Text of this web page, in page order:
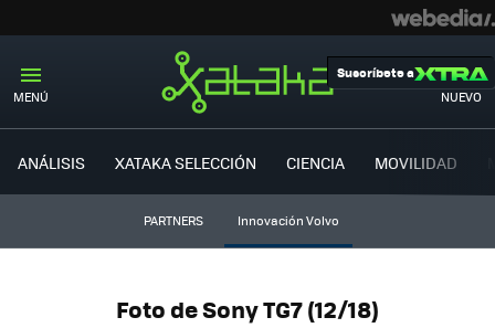
MENÚ NUEVO
Suscríbete a
ANÁLISIS XATAKA SELECCIÓN CIENCIA MOVILIDAD
PARTNERS Innovación Volvo
Foto de Sony TG7 (12/18)